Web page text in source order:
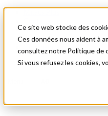
Ce site web stocke des
Ces données nous aident à
consultez notre Politique de
Si vous refusez les cookies,
Nouvelles et événements
English
Commençons!